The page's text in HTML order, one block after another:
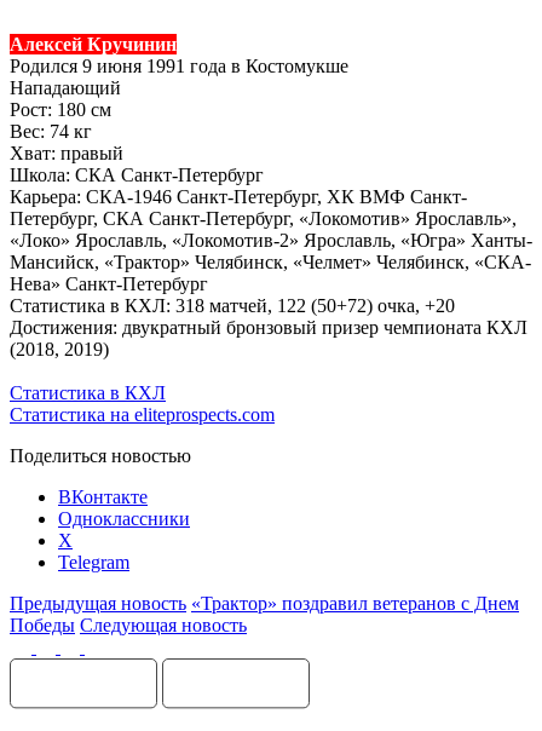
Алексей Кручинин
Родился 9 июня 1991 года в Костомукше
Нападающий
Рост: 180 см
Вес: 74 кг
Хват: правый
Школа: СКА Санкт-Петербург
Карьера: СКА-1946 Санкт-Петербург, ХК ВМФ Санкт-
Петербург, СКА Санкт-Петербург, «Локомотив» Ярославль»,
«Локо» Ярославль, «Локомотив-2» Ярославль, «Югра» Ханты-
Мансийск, «Трактор» Челябинск, «Челмет» Челябинск, «СКА-
Нева» Санкт-Петербург
Статистика в КХЛ: 318 матчей, 122 (50+72) очка, +20
Достижения: двукратный бронзовый призер чемпионата КХЛ
(2018, 2019)
Статистика в КХЛ
Статистика на eliteprospects.com
Поделиться новостью
ВКонтакте
Одноклассники
X
Telegram
Предыдущая новость «Трактор» поздравил ветеранов с Днем
Победы Следующая новость